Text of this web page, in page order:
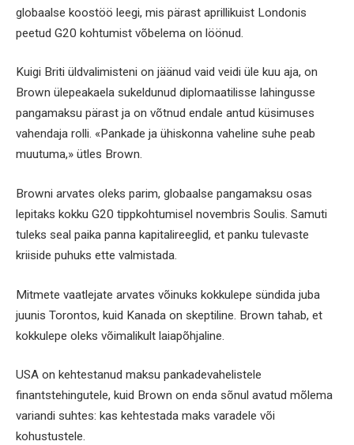
globaalse koostöö leegi, mis pärast aprillikuist Londonis
peetud G20 kohtumist võbelema on löönud.
Kuigi Briti üldvalimisteni on jäänud vaid veidi üle kuu aja, on
Brown ülepeakaela sukeldunud diplomaatilisse lahingusse
pangamaksu pärast ja on võtnud endale antud küsimuses
vahendaja rolli. «Pankade ja ühiskonna vaheline suhe peab
muutuma,» ütles Brown.
Browni arvates oleks parim, globaalse pangamaksu osas
lepitaks kokku G20 tippkohtumisel novembris Soulis. Samuti
tuleks seal paika panna kapitalireeglid, et panku tulevaste
kriiside puhuks ette valmistada.
Mitmete vaatlejate arvates võinuks kokkulepe sündida juba
juunis Torontos, kuid Kanada on skeptiline. Brown tahab, et
kokkulepe oleks võimalikult laiapõhjaline.
USA on kehtestanud maksu pankadevahelistele
finantstehingutele, kuid Brown on enda sõnul avatud mõlema
variandi suhtes: kas kehtestada maks varadele või
kohustustele.